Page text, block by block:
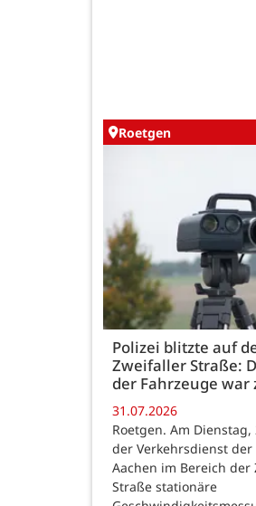
Roetgen
Polizei blitzte auf
Zweifaller Straße:
der Fahrzeuge war
31.07.2026
Roetgen. Am Dienstag,
der Verkehrsdienst der
Aachen im Bereich der
Straße stationäre